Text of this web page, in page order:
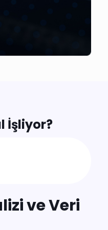
İşliyor?
ve Veri